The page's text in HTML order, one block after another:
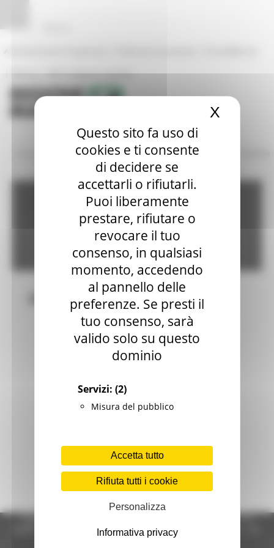
Questo sito fa uso di
cookies e ti consente
di decidere se
accettarli o rifiutarli.
Puoi liberamente
prestare, rifiutare o
revocare il tuo
consenso, in qualsiasi
momento, accedendo
al pannello delle
preferenze. Se presti il
tuo consenso, sarà
valido solo su questo
dominio
Servizi: (2)
Misura del pubblico
Accetta tutto
Rifiuta tutti i cookie
Personalizza
Informativa privacy
X
Rubrica|URP: la Regione risponde
Amministrazione Trasparente/ Bandi di gara e contratti
Amministrazione
trasparente
Regione Marche Giunta Regionale (CF 80008630420 P.IVA
00481070423) via Gentile da Fabriano, 9 - 60125 Ancona - tel.
071.8061